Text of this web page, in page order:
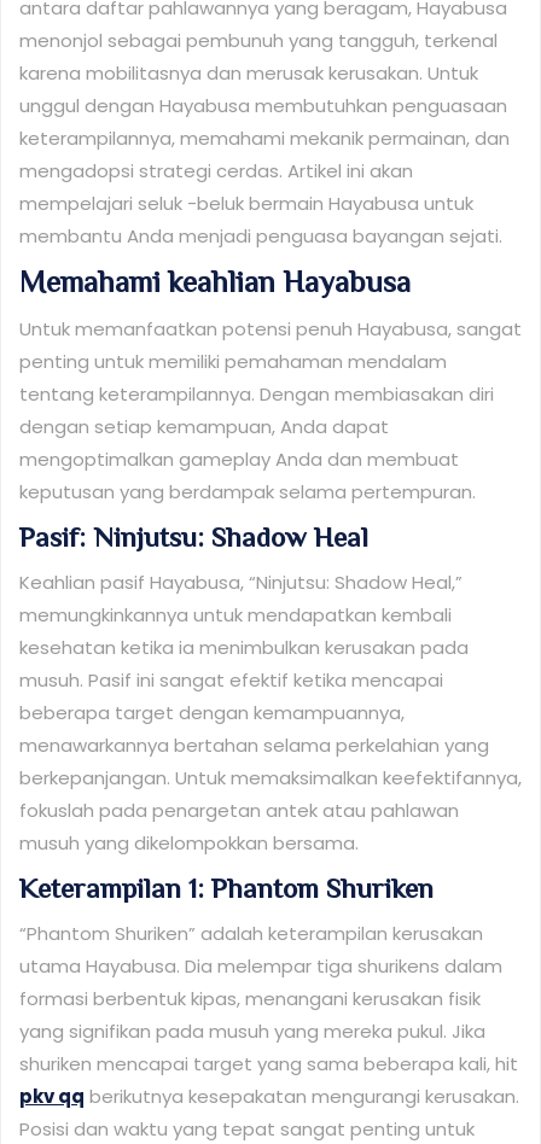
antara daftar pahlawannya yang beragam, Hayabusa
menonjol sebagai pembunuh yang tangguh, terkenal
karena mobilitasnya dan merusak kerusakan. Untuk
unggul dengan Hayabusa membutuhkan penguasaan
keterampilannya, memahami mekanik permainan, dan
mengadopsi strategi cerdas. Artikel ini akan
mempelajari seluk -beluk bermain Hayabusa untuk
membantu Anda menjadi penguasa bayangan sejati.
Memahami keahlian Hayabusa
Untuk memanfaatkan potensi penuh Hayabusa, sangat
penting untuk memiliki pemahaman mendalam
tentang keterampilannya. Dengan membiasakan diri
dengan setiap kemampuan, Anda dapat
mengoptimalkan gameplay Anda dan membuat
keputusan yang berdampak selama pertempuran.
Pasif: Ninjutsu: Shadow Heal
Keahlian pasif Hayabusa, “Ninjutsu: Shadow Heal,”
memungkinkannya untuk mendapatkan kembali
kesehatan ketika ia menimbulkan kerusakan pada
musuh. Pasif ini sangat efektif ketika mencapai
beberapa target dengan kemampuannya,
menawarkannya bertahan selama perkelahian yang
berkepanjangan. Untuk memaksimalkan keefektifannya,
fokuslah pada penargetan antek atau pahlawan
musuh yang dikelompokkan bersama.
Keterampilan 1: Phantom Shuriken
“Phantom Shuriken” adalah keterampilan kerusakan
utama Hayabusa. Dia melempar tiga shurikens dalam
formasi berbentuk kipas, menangani kerusakan fisik
yang signifikan pada musuh yang mereka pukul. Jika
shuriken mencapai target yang sama beberapa kali, hit
pkv qq berikutnya kesepakatan mengurangi kerusakan.
Posisi dan waktu yang tepat sangat penting untuk